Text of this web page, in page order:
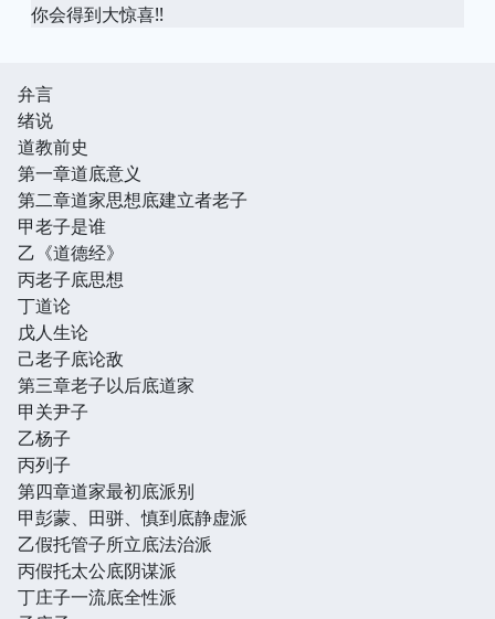
你会得到大惊喜!!
弁言
绪说
道教前史
第一章道底意义
第二章道家思想底建立者老子
甲老子是谁
乙《道德经》
丙老子底思想
丁道论
戊人生论
己老子底论敌
第三章老子以后底道家
甲关尹子
乙杨子
丙列子
第四章道家最初底派别
甲彭蒙、田骈、慎到底静虚派
乙假托管子所立底法治派
丙假托太公底阴谋派
丁庄子一流底全性派